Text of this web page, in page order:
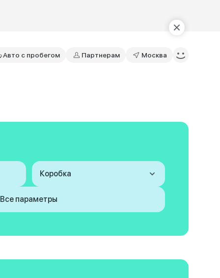
Авто с пробегом Партнерам Москва
Коробка
Все параметры